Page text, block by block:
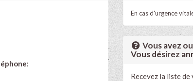
En cas d'urgence
Vous avez
Vous désirez
Recevez la liste